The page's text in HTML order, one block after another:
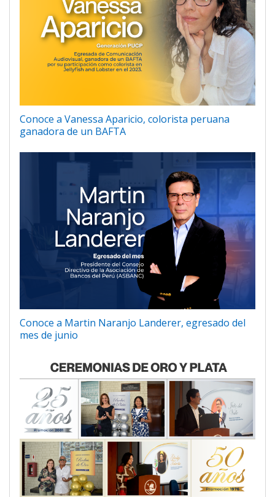
Conoce a Vanessa Aparicio, colorista peruana
ganadora de un BAFTA
Conoce a Martin Naranjo Landerer, egresado del
mes de junio